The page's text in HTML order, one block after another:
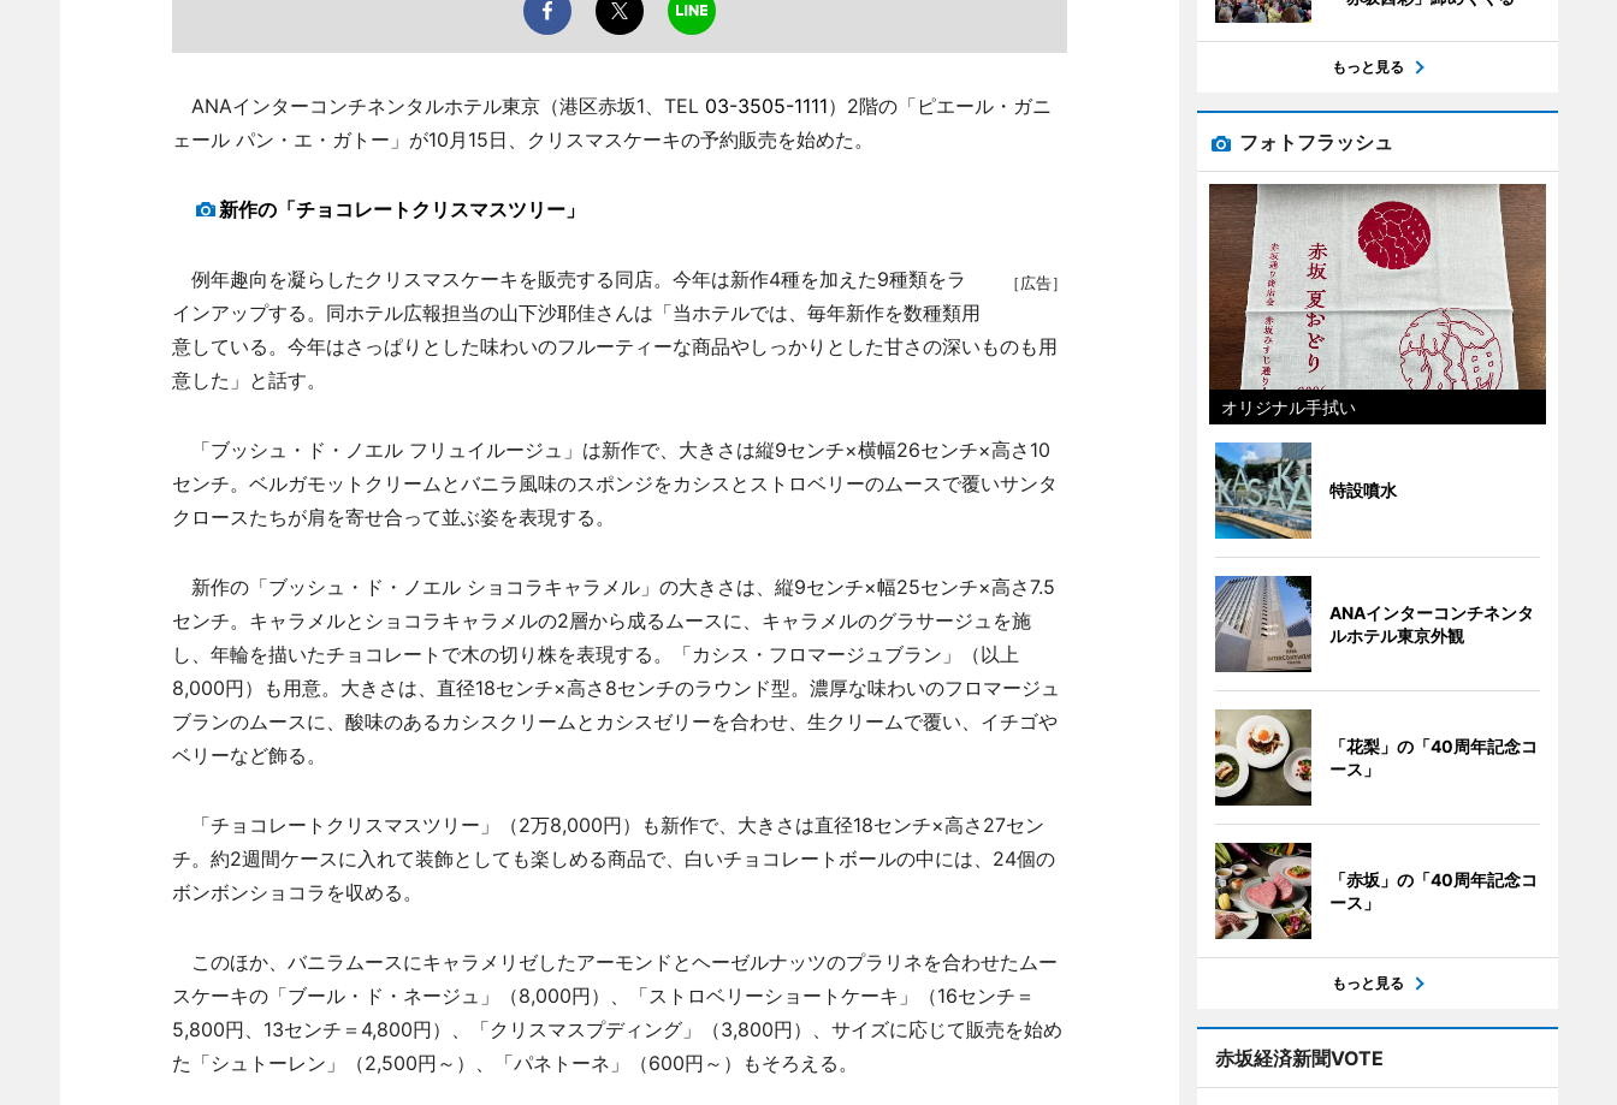
ANAインターコンチネンタルホテル東京（港区赤坂1、TEL 03-3505-1111）2階の「ピエール・ガニ
ェール パン・エ・ガトー」が10月15日、クリスマスケーキの予約販売を始めた。
新作の「チョコレートクリスマスツリー」
［広告］
例年趣向を凝らしたクリスマスケーキを販売する同店。今年は新作4種を加えた9種類をラ
インアップする。同ホテル広報担当の山下沙耶佳さんは「当ホテルでは、毎年新作を数種類用
意している。今年はさっぱりとした味わいのフルーティーな商品やしっかりとした甘さの深いものも用
意した」と話す。
「ブッシュ・ド・ノエル フリュイルージュ」は新作で、大きさは縦9センチ×横幅26センチ×高さ10
センチ。ベルガモットクリームとバニラ風味のスポンジをカシスとストロベリーのムースで覆いサンタ
クロースたちが肩を寄せ合って並ぶ姿を表現する。
新作の「ブッシュ・ド・ノエル ショコラキャラメル」の大きさは、縦9センチ×幅25センチ×高さ7.5
センチ。キャラメルとショコラキャラメルの2層から成るムースに、キャラメルのグラサージュを施
し、年輪を描いたチョコレートで木の切り株を表現する。「カシス・フロマージュブラン」（以上
8,000円）も用意。大きさは、直径18センチ×高さ8センチのラウンド型。濃厚な味わいのフロマージュ
ブランのムースに、酸味のあるカシスクリームとカシスゼリーを合わせ、生クリームで覆い、イチゴや
ベリーなど飾る。
「チョコレートクリスマスツリー」（2万8,000円）も新作で、大きさは直径18センチ×高さ27セン
チ。約2週間ケースに入れて装飾としても楽しめる商品で、白いチョコレートボールの中には、24個の
ボンボンショコラを収める。
このほか、バニラムースにキャラメリゼしたアーモンドとヘーゼルナッツのプラリネを合わせたムー
スケーキの「ブール・ド・ネージュ」（8,000円）、「ストロベリーショートケーキ」（16センチ＝
5,800円、13センチ＝4,800円）、「クリスマスプディング」（3,800円）、サイズに応じて販売を始め
た「シュトーレン」（2,500円～）、「パネトーネ」（600円～）もそろえる。
もっと見る
フォトフラッシュ
オリジナル手拭い
特設噴水
ANAインターコンチネンタ
ルホテル東京外観
「花梨」の「40周年記念コ
ース」
「赤坂」の「40周年記念コ
ース」
もっと見る
赤坂経済新聞VOTE